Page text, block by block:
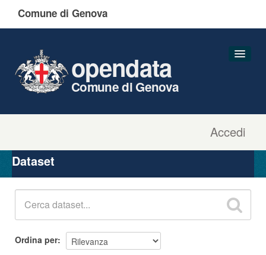
Comune di Genova
Accedi
opendata
Comune di Genova
Organizzazioni
Gruppi
Dataset
Ordina per